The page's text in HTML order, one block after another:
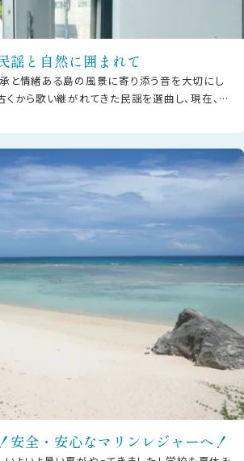
謡と自然に囲まれて
と情緒ある島の風景に寄り添う音を大切にし
くから歌い継がれてきた民謡を選曲し、現在、町
その民謡が
安全・安心なマリンレジャーへ！